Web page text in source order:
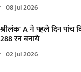
08 Jul 2026
श्रीलंका A ने पहले दिन पांच
288 रन बनाये
02 Jul 2026